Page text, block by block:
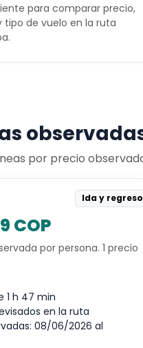
para comparar precio,
tipo de vuelo en la ruta
por precio
Ida y regreso
COP
por persona. 1 precio
1 h 47 min
en la ruta
08/06/2026 al